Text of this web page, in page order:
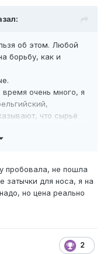
об этом. Любой
борьбу, как и
очень много, я
что сырьё
пробовала, не пошла
затычки для носа, я на
но цена реально
2